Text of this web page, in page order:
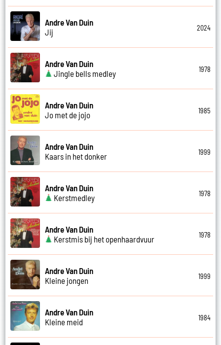
Andre Van Duin
Jij
2024
Andre Van Duin
Jingle bells medley
1978
Andre Van Duin
Jo met de jojo
1985
Andre Van Duin
Kaars in het donker
1999
Andre Van Duin
Kerstmedley
1978
Andre Van Duin
Kerstmis bij het openhaardvuur
1978
Andre Van Duin
Kleine jongen
1999
Andre Van Duin
Kleine meid
1984